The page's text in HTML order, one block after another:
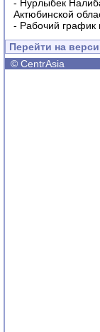
- Нурлыбек
Актюбинской
- Рабочий график
Перейти на
© CentrAsia